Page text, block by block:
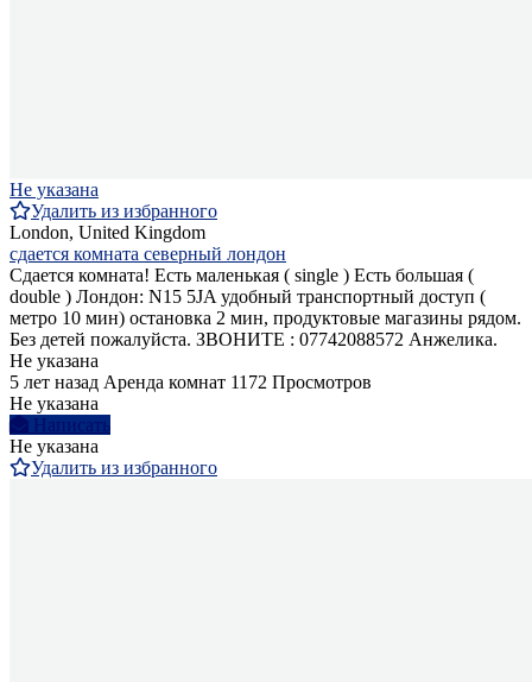
Не указана
Удалить из избранного
London, United Kingdom
сдается комната северный лондон
Сдается комната! Есть маленькая ( single ) Есть большая (
double ) Лондон: N15 5JA удобный транспортный доступ (
метро 10 мин) остановка 2 мин, продуктовые магазины рядом.
Без детей пожалуйста. ЗВОНИТЕ : 07742088572 Анжелика.
Не указана
5 лет назад Аренда комнат 1172 Просмотров
Не указана
Написать
Не указана
Удалить из избранного